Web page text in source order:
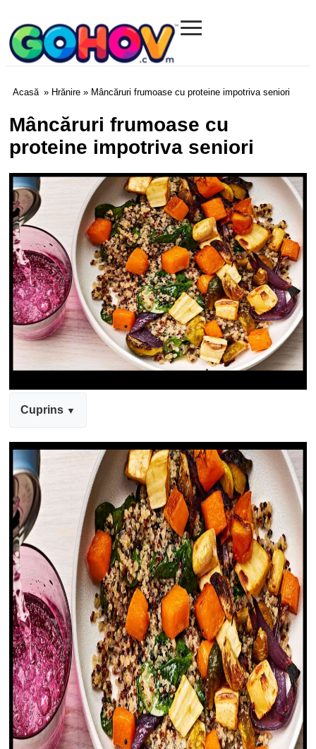
Gohov.com
≡
Acasă » Hrănire » Mâncăruri frumoase cu proteine ​​impotriva seniori
Mâncăruri frumoase cu
proteine ​​impotriva seniori
Cuprins